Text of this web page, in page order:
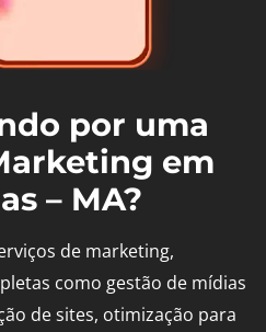
por uma
em
– MA?
de marketing,
como gestão de mídias
de sites, otimização para